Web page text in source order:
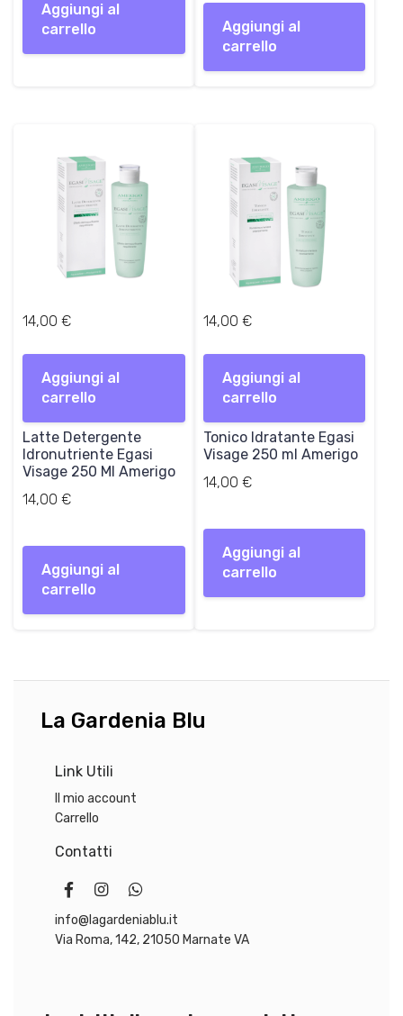
Aggiungi al
carrello
Aggiungi al
carrello
14,00 €
Aggiungi al
carrello
Latte Detergente
Idronutriente Egasi
Visage 250 Ml Amerigo
14,00 €
Aggiungi al
carrello
14,00 €
Aggiungi al
carrello
Tonico Idratante Egasi
Visage 250 ml Amerigo
14,00 €
Aggiungi al
carrello
La Gardenia Blu
Link Utili
Il mio account
Carrello
Contatti
info@lagardeniablu.it
Via Roma, 142, 21050 Marnate VA